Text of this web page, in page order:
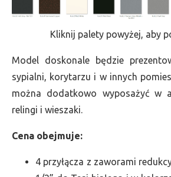
Kliknij palety powyżej, aby
Model doskonale będzie
sypialni, korytarzu i w innych
można dodatkowo wyposażyć w
relingi i wieszaki.
Cena obejmuje:
4 przyłącza z zaworami